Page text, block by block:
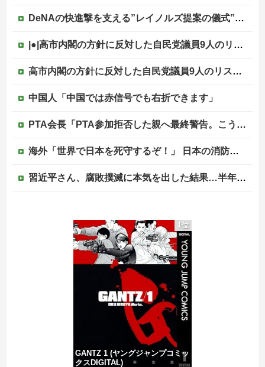
DeNAの快進撃を支える”レイノルズ提案の儀式” 決勝2ランの宮下が明かす「儀式を始めてから、チームが一つになっている」
|●|高市内閣の方針に反対した自民党議員9人のリストが話題に、「岩屋はどこへ行った？」との指摘もあるが……
高市内閣の方針に反対した自民党議員9人のリストが話題に、「岩屋はどこへ行った？」との指摘もあるが……他
中国人「中国では赤信号でも右折できます」
PTA会長「PTA参加拒否した親へ最終警告。こうなってもいい？」
海外「世界で日本を死守するぞ！」 日本の消防署を訪れたちびっ子集団が世界をメロメロに
習近平さん、腐敗撲滅に本気を出した結果…半年で53万8000件ｗｗｗ
海外「選手の反発が楽しみ」モウリーニョがレアル・に導入した新ルール（海外の反応）
世耕議員、国会で審議・議決した予算を財務省が勝手に３兆円動かしていると指摘・問題視
【ヤバすぎ】熊本の山道でソーラーパネルが…
1位
GANTZ 1 (ヤングジャンプコミッ
クスDIGITAL)